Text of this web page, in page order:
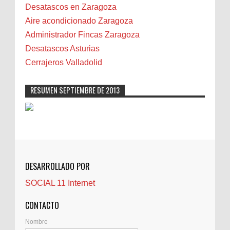
Biota
Camareta
Cáncer
Carmela Sauras
Carnavales
Castellón
Cerrajeros
Cocinas
Comentarios de la afición
Controller Zaragoza
Córdoba
Desatascos en Zaragoza
Aire acondicionado Zaragoza
Administrador Fincas Zaragoza
Desatascos Asturias
Cerrajeros Valladolid
RESUMEN SEPTIEMBRE DE 2013
DESARROLLADO POR
SOCIAL 11 Internet
CONTACTO
Nombre